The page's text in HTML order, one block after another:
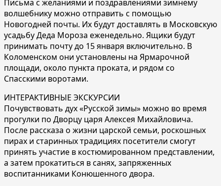
Письма с желаниями и поздравлениями зимнему
волшебнику можно отправить с помощью
Новогодней почты. Их будут доставлять в Московскую
усадьбу Деда Мороза еженедельно. Ящики будут
принимать почту до 15 января включительно. В
Коломенском они установлены на Ярмарочной
площади, около пункта проката, и рядом со
Спасскими воротами.
ИНТЕРАКТИВНЫЕ ЭКСКУРСИИ
Почувствовать дух «Русской зимы» можно во время
прогулки по Дворцу царя Алексея Михайловича.
После рассказа о жизни царской семьи, роскошных
пирах и старинных традициях посетители смогут
принять участие в костюмированном представлении,
а затем прокатиться в санях, запряженных
воспитанниками Конюшенного двора.